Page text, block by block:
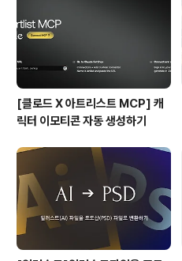
[클로드 X 아트리스트 MCP] 캐
릭터 이모티콘 자동 생성하기